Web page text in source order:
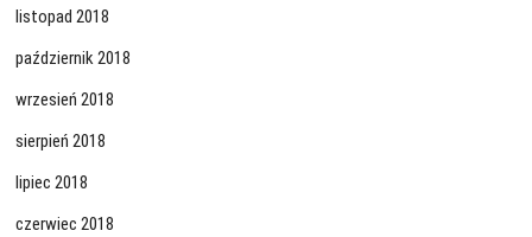
listopad 2018
październik 2018
wrzesień 2018
sierpień 2018
lipiec 2018
czerwiec 2018